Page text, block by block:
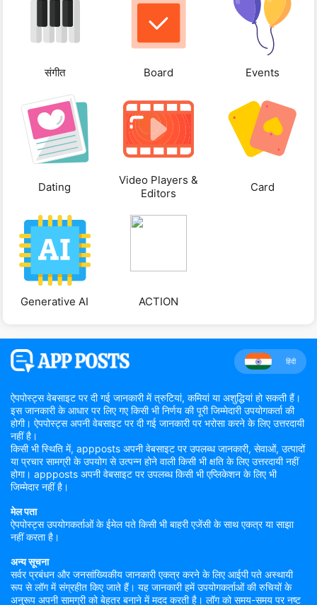
संगीत Board Events
Dating
Video Players &
Editors
Card
Generative AI ACTION
हिंदी
ऐपपोस्ट्स वेबसाइट पर दी गई जानकारी में त्रुटियां, कमियां या अशुद्धियां हो सकती हैं।
इस जानकारी के आधार पर लिए गए किसी भी निर्णय की पूरी जिम्मेदारी उपयोगकर्ता की
होगी। ऐपपोस्ट्स अपनी वेबसाइट पर दी गई जानकारी पर भरोसा करने के लिए उत्तरदायी
नहीं है।
किसी भी स्थिति में, appposts अपनी वेबसाइट पर उपलब्ध जानकारी, सेवाओं, उत्पादों
या प्रचार सामग्री के उपयोग से उत्पन्न होने वाली किसी भी क्षति के लिए उत्तरदायी नहीं
होगा। appposts अपनी वेबसाइट पर उपलब्ध किसी भी एप्लिकेशन के लिए भी
जिम्मेदार नहीं है।
मेल पता
ऐपपोस्ट्स उपयोगकर्ताओं के ईमेल पते किसी भी बाहरी एजेंसी के साथ एकत्र या साझा
नहीं करता है।
अन्य सूचना
सर्वर प्रबंधन और जनसांख्यिकीय जानकारी एकत्र करने के लिए आईपी पते अस्थायी
रूप से लॉग में संग्रहीत किए जाते हैं। यह जानकारी हमें उपयोगकर्ताओं की रुचियों के
अनुरूप अपनी सामग्री को बेहतर बनाने में मदद करती है। लॉग को समय-समय पर नष्ट